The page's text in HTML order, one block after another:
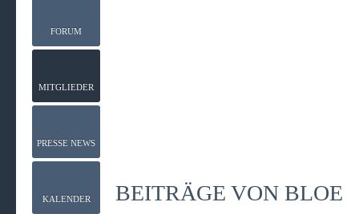
FORUM
MITGLIEDER
PRESSE NEWS
KALENDER BEITRÄGE VON BLOE